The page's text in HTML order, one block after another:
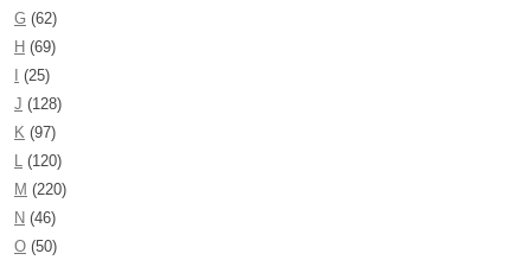
G (62)
H (69)
(25)
J (128)
K (97)
L (120)
M (220)
N (46)
O (50)